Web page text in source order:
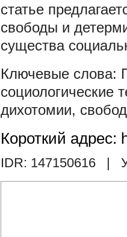
статье
свободы и
существа
социологические
дихотомии,
Короткий адрес:
IDR: 147150616 |